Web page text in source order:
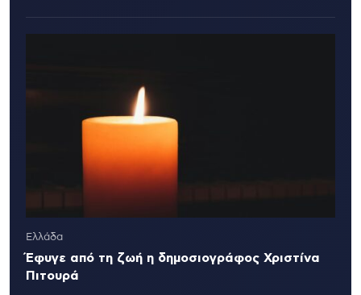
Ελλάδα
Έφυγε από τη ζωή η δημοσιογράφος Χριστίνα
Πιτουρά